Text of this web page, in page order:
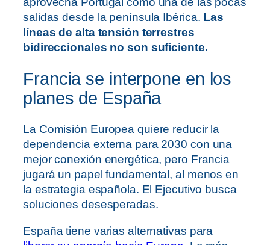
salidas desde la península Ibérica. Las
líneas de alta tensión terrestres
bidireccionales no son suficiente.
Francia se interpone en los
planes de España
La Comisión Europea quiere reducir la
dependencia externa para 2030 con una
mejor conexión energética, pero Francia
jugará un papel fundamental, al menos en
la estrategia española. El Ejecutivo busca
soluciones desesperadas.
España tiene varias alternativas para